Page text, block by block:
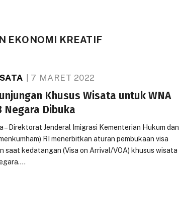
EKONOMI KREATIF
7 MARET 2022
Khusus Wisata untuk WNA
Negara Dibuka
– Direktorat Jenderal Imigrasi Kementerian Hukum dan
RI menerbitkan aturan pembukaan visa
saat kedatangan (Visa on Arrival/VOA) khusus wisata